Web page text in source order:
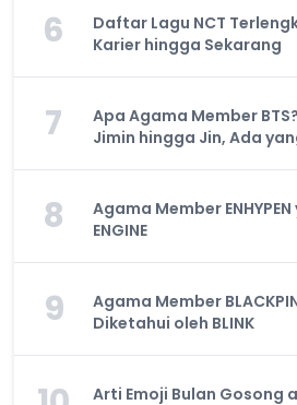
6
Daftar Lagu NCT
Karier hingga Sekarang
7
Apa Agama Member
Jimin hingga Jin, Ada
8
Agama Member
ENGINE
9
Agama Member
Diketahui oleh BLINK
Arti Emoji Bulan Gosong